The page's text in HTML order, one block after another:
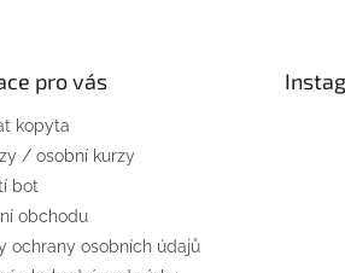
pro vás
kopyta
/ osobní kurzy
bot
obchodu
ochrany osobních údajů